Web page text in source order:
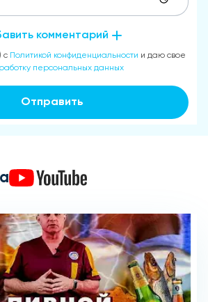
комментарий
с Политикой конфиденциальности и даю свое
персональных данных
Отправить